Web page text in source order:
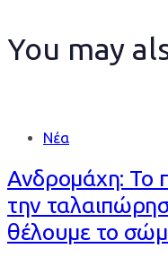
You may
Νέα
Ανδρομάχη: Το
την
θέλουμε το